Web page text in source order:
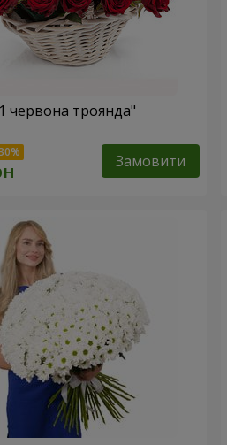
червона троянда"
Замовити